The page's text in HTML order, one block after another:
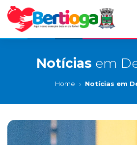
Notícias em
Home Notícias em